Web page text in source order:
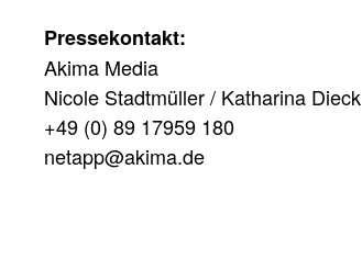
Pressekontakt:
Akima Media
Nicole Stadtmüller / Katharina Dieck
+49 (0) 89 17959 180
netapp@akima.de